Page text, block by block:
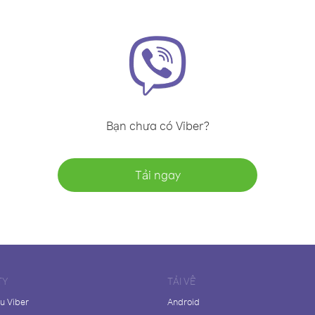
Bạn chưa có Viber?
Tải ngay
Viber
TẢI VỀ
Android